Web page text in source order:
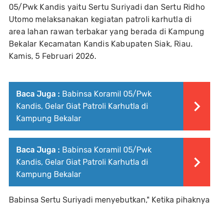
05/Pwk Kandis yaitu Sertu Suriyadi dan Sertu Ridho
Utomo melaksanakan kegiatan patroli karhutla di
area lahan rawan terbakar yang berada di Kampung
Bekalar Kecamatan Kandis Kabupaten Siak, Riau.
Kamis, 5 Februari 2026.
Baca Juga : Babinsa Koramil 05/Pwk
Kandis, Gelar Giat Patroli Karhutla di
Kampung Bekalar
Baca Juga : Babinsa Koramil 05/Pwk
Kandis, Gelar Giat Patroli Karhutla di
Kampung Bekalar
Babinsa Sertu Suriyadi menyebutkan," Ketika pihaknya